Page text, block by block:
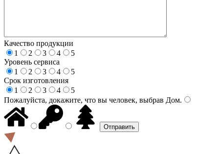
Качество продукции
1
2 3 4
5
Уровень сервиса
1
2 3 4
5
Срок изготовления
1
2 3 4
5
Пожалуйста, докажите, что вы человек, выбрав Дом.